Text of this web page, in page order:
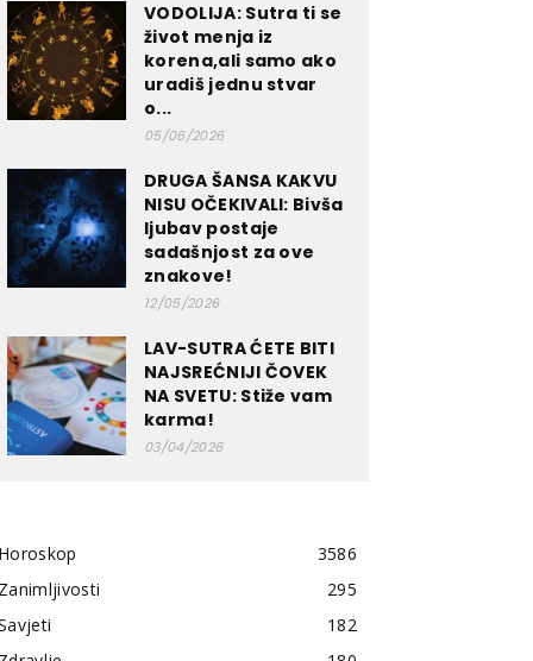
VODOLIJA: Sutra ti se
život menja iz
korena,ali samo ako
uradiš jednu stvar
o...
05/06/2026
DRUGA ŠANSA KAKVU
NISU OČEKIVALI: Bivša
ljubav postaje
sadašnjost za ove
znakove!
12/05/2026
LAV-SUTRA ĆETE BITI
NAJSREĆNIJI ČOVEK
NA SVETU: Stiže vam
karma!
03/04/2026
Horoskop
3586
Zanimljivosti
295
182